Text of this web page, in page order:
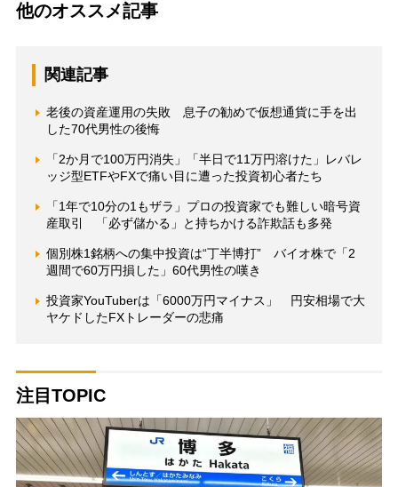
他のオススメ記事
関連記事
老後の資産運用の失敗 息子の勧めで仮想通貨に手を出
した70代男性の後悔
「2か月で100万円消失」「半日で11万円溶けた」レバレ
ッジ型ETFやFXで痛い目に遭った投資初心者たち
「1年で10分の1もザラ」プロの投資家でも難しい暗号資
産取引 「必ず儲かる」と持ちかける詐欺話も多発
個別株1銘柄への集中投資は“丁半博打” バイオ株で「2
週間で60万円損した」60代男性の嘆き
投資家YouTuberは「6000万円マイナス」 円安相場で大
ヤケドしたFXトレーダーの悲痛
注目TOPIC